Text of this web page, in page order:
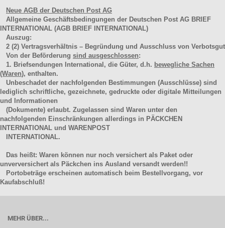
Neue AGB der Deutschen Post AG
Allgemeine Geschäftsbedingungen der Deutschen Post AG BRIEF
INTERNATIONAL (AGB BRIEF INTERNATIONAL)
Auszug:
2 (2) Vertragsverhältnis – Begründung und Ausschluss von Verbotsgut
Von der Beförderung sind ausgeschlossen:
1. Briefsendungen International, die Güter, d.h. bewegliche Sachen
(Waren), enthalten.
Unbeschadet der nachfolgenden Bestimmungen (Ausschlüsse) sind
lediglich schriftliche, gezeichnete, gedruckte oder digitale Mitteilungen
und Informationen
(Dokumente) erlaubt. Zugelassen sind Waren unter den
nachfolgenden Einschränkungen allerdings in PÄCKCHEN
INTERNATIONAL und WARENPOST
INTERNATIONAL.
Das heißt: Waren können nur noch versichert als Paket oder
unverversichert als Päckchen ins Ausland versandt werden!!
Portobeträge erscheinen automatisch beim Bestellvorgang, vor
Kaufabschluß!
MEHR ÜBER...